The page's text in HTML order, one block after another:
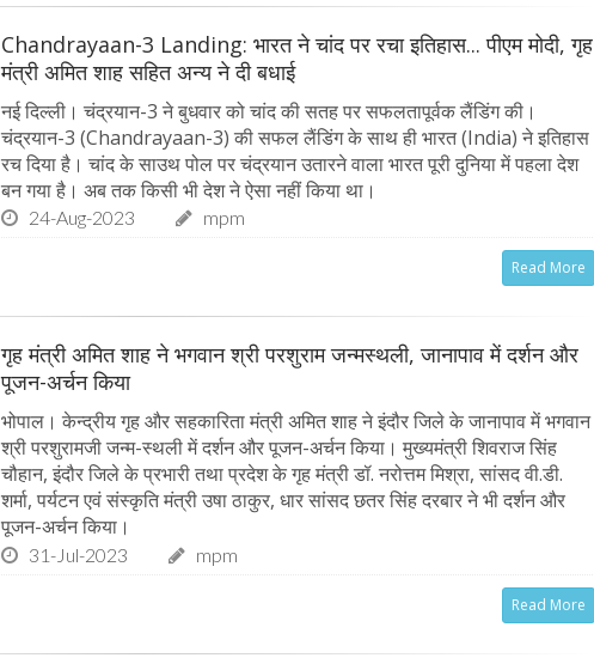
Chandrayaan-3 Landing: भारत ने चांद पर रचा इतिहास... पीएम मोदी, गृह
मंत्री अमित शाह सहित अन्य ने दी बधाई
नई दिल्ली। चंद्रयान-3 ने बुधवार को चांद की सतह पर सफलतापूर्वक लैंडिंग की।
चंद्रयान-3 (Chandrayaan-3) की सफल लैंडिंग के साथ ही भारत (India) ने इतिहास
रच दिया है। चांद के साउथ पोल पर चंद्रयान उतारने वाला भारत पूरी दुनिया में पहला देश
बन गया है। अब तक किसी भी देश ने ऐसा नहीं किया था।
24-Aug-2023 mpm
Read More
गृह मंत्री अमित शाह ने भगवान श्री परशुराम जन्मस्थली, जानापाव में दर्शन और
पूजन-अर्चन किया
भोपाल। केन्द्रीय गृह और सहकारिता मंत्री अमित शाह ने इंदौर जिले के जानापाव में भगवान
श्री परशुरामजी जन्म-स्थली में दर्शन और पूजन-अर्चन किया। मुख्यमंत्री शिवराज सिंह
चौहान, इंदौर जिले के प्रभारी तथा प्रदेश के गृह मंत्री डॉ. नरोत्तम मिश्रा, सांसद वी.डी.
शर्मा, पर्यटन एवं संस्कृति मंत्री उषा ठाकुर, धार सांसद छतर सिंह दरबार ने भी दर्शन और
पूजन-अर्चन किया।
31-Jul-2023 mpm
Read More
दो दिनों की छुट्टी एन्जॉय करने के लिए बेहतरीन है दिल्ली के
आसपास बसी ये 4 जगहें
28-Feb-2020
मार्केट कैप